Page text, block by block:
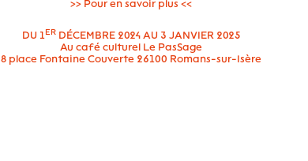
>> Pour en savoir plus <<
DU 1ER DÉCEMBRE 2024 AU 3 JANVIER 2025
Au café culturel Le PasSage
8 place Fontaine Couverte 26100 Romans-sur-Isère